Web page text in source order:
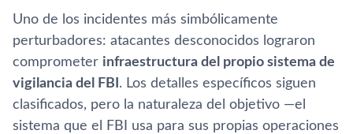
Uno de los incidentes más simbólicamente
perturbadores: atacantes desconocidos lograron
comprometer infraestructura del propio sistema de
vigilancia del FBI . Los detalles específicos siguen
clasificados, pero la naturaleza del objetivo —el
sistema que el FBI usa para sus propias operaciones